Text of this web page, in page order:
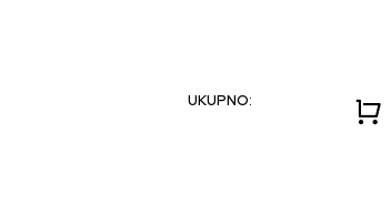
UKUPNO: